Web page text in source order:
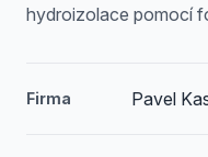
hydroizolace pomocí
Firma Pavel